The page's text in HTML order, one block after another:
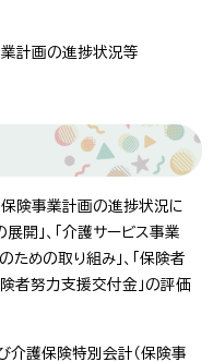
計画の進捗状況等
険事業計画の進捗状況に
開」、「介護サービス事業
ための取り組み」、「保険者
者努力支援交付金」の評価
介護保険特別会計（保険事